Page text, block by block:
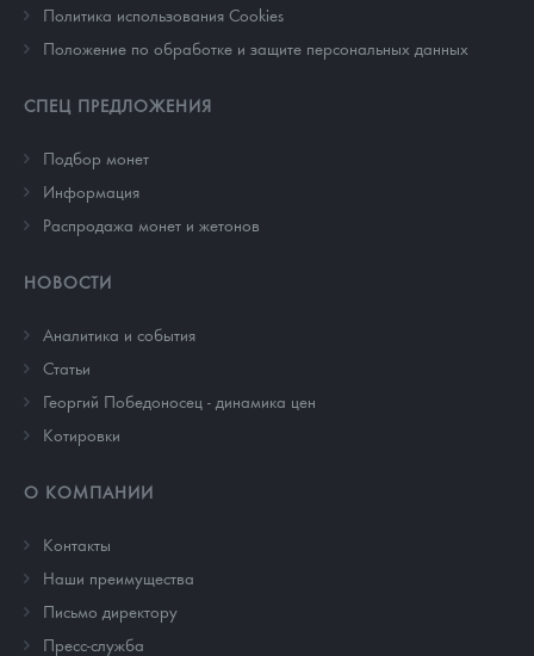
Политика использования Cookies
Положение по обработке и защите персональных данных
СПЕЦ ПРЕДЛОЖЕНИЯ
Подбор монет
Информация
Распродажа монет и жетонов
НОВОСТИ
Аналитика и события
Cтатьи
Георгий Победоносец - динамика цен
Котировки
О КОМПАНИИ
Контакты
Наши преимущества
Письмо директору
Пресс-служба